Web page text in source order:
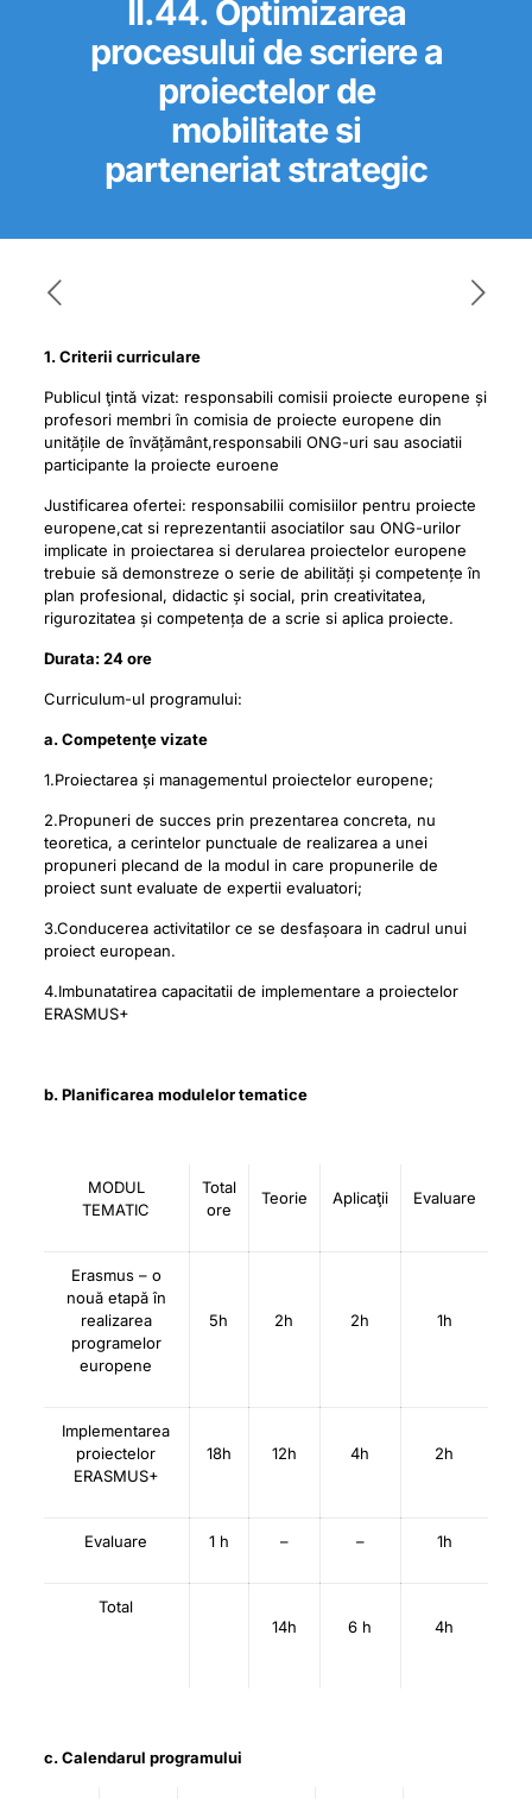
II.44. Optimizarea
procesului de scriere a
proiectelor de
mobilitate si
parteneriat strategic
1. Criterii curriculare
Publicul ţintă vizat: responsabili comisii proiecte europene și
profesori membri în comisia de proiecte europene din
unitățile de învățământ,responsabili ONG-uri sau asociatii
participante la proiecte euroene
Justificarea ofertei: responsabilii comisiilor pentru proiecte
europene,cat si reprezentantii asociatilor sau ONG-urilor
implicate in proiectarea si derularea proiectelor europene
trebuie să demonstreze o serie de abilități și competențe în
plan profesional, didactic și social, prin creativitatea,
rigurozitatea și competența de a scrie si aplica proiecte.
Durata: 24 ore
Curriculum-ul programului:
a. Competenţe vizate
1.Proiectarea și managementul proiectelor europene;
2.Propuneri de succes prin prezentarea concreta, nu
teoretica, a cerintelor punctuale de realizarea a unei
propuneri plecand de la modul in care propunerile de
proiect sunt evaluate de expertii evaluatori;
3.Conducerea activitatilor ce se desfașoara in cadrul unui
proiect european.
4.Imbunatatirea capacitatii de implementare a proiectelor
ERASMUS+
b. Planificarea modulelor tematice
MODUL
TEMATIC
Total
ore
Teorie Aplicaţii Evaluare
Erasmus – o
nouă etapă în
realizarea
programelor
europene
5h 2h 2h 1h
Implementarea
proiectelor
ERASMUS+
18h 12h 4h 2h
Evaluare 1 h – – 1h
Total
14h
6 h 4h
c. Calendarul programului